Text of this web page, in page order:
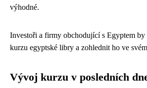
výhodné.
Investoři a firmy obchodující s Egyptem
kurzu egyptské libry a zohlednit ho ve
Vývoj kurzu v posledních